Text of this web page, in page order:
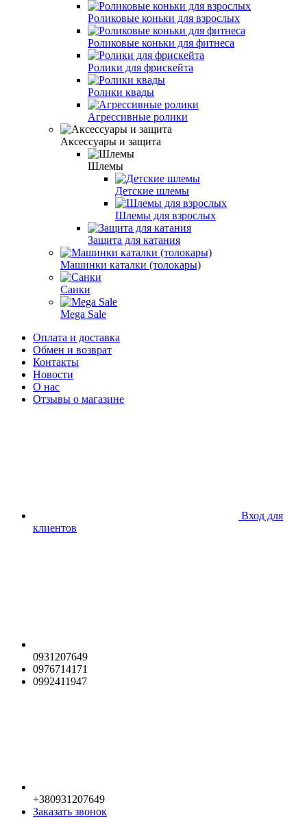
Роликовые коньки для взрослых
Роликовые коньки для фитнеса
Ролики для фрискейта
Ролики квады
Агрессивные ролики
Аксессуары и защита
Шлемы
Детские шлемы
Шлемы для взрослых
Защита для катания
Машинки каталки (толокары)
Санки
Mega Sale
Оплата и доставка
Обмен и возврат
Контакты
Новости
О нас
Отзывы о магазине
Вход для
клиентов
0931207649
0976714171
0992411947
+380931207649
Заказать звонок